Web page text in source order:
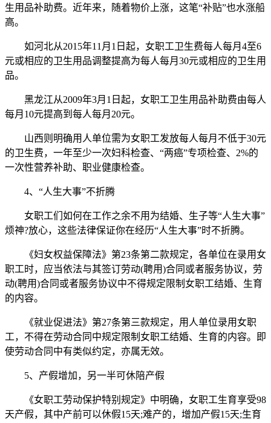
生用品补助费。近年来，随着物价上涨，这笔“补贴”也水涨船
高。
如河北从2015年11月1日起，女职工卫生费每人每月4至6
元或相应的卫生用品调整提高为每人每月30元或相应的卫生用
品。
黑龙江从2009年3月1日起，女职工卫生用品补助费由每人
每月10元提高到每人每月20元。
山西则明确用人单位需为女职工发放每人每月不低于30元
的卫生费，一年至少一次妇科检查、“两癌”专项检查、2%的
一次性营养补助、职业健康检查。
4、“人生大事”不折腾
女职工们如何在工作之余不用为结婚、生子等“人生大事”
烦神?放心，这些法律保证你在经历“人生大事”时不折腾。
《妇女权益保障法》第23条第二款规定，各单位在录用女
职工时，应当依法与其签订劳动(聘用)合同或者服务协议，劳
动(聘用)合同或者服务协议中不得规定限制女职工结婚、生育
的内容。
《就业促进法》第27条第三款规定，用人单位录用女职
工，不得在劳动合同中规定限制女职工结婚、生育的内容。即
使劳动合同中有类似约定，亦属无效。
5、产假增加，另一半可休陪产假
《女职工劳动保护特别规定》中明确，女职工生育享受98
天产假，其中产前可以休假15天;难产的，增加产假15天;生育